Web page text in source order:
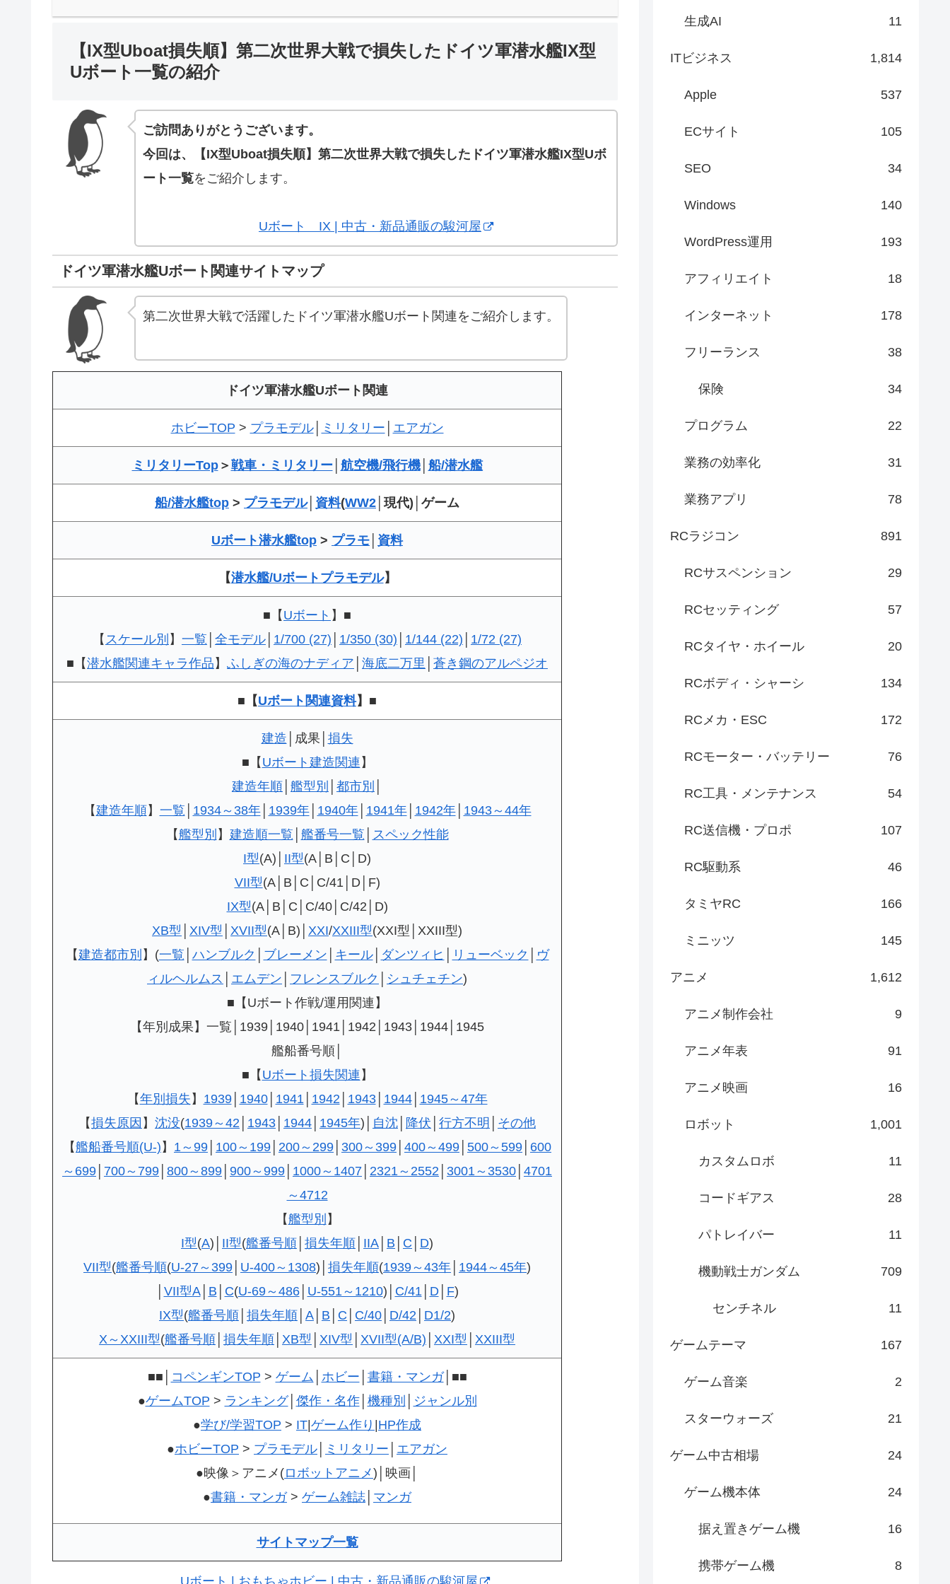
【IX型Uboat損失順】第二次世界大戦で損失したドイツ軍潜水艦IX型
Uボート一覧の紹介
ご訪問ありがとうございます。
今回は、【IX型Uboat損失順】第二次世界大戦で損失したドイツ軍潜水艦IX型Uボ
ート一覧をご紹介します。
Uボート IX | 中古・新品通販の駿河屋
ドイツ軍潜水艦Uボート関連サイトマップ
第二次世界大戦で活躍したドイツ軍潜水艦Uボート関連をご紹介します。
ドイツ軍潜水艦Uボート関連
ホビーTOP > プラモデル│ ミリタリー エアガン
ミリタリーTop＞戦車・ミリタリー│ 航空機/飛行機│ 船/潜水艦
船/潜水艦top > プラモデル│ 資料(WW2 │現代)│ゲーム
Uボート潜水艦top > プラモ 資料
【潜水艦/Uボートプラモデル】
■【 Uボート 】■
【 スケール別 】 一覧 全モデル 1/700 (27) 1/350 (30) 1/144 (22)
1/72 (27)
■【潜水艦関連キャラ作品 】 ふしぎの海のナディア 海底二万里 蒼き鋼のアルペジオ
■【Uボート関連資料】■
建造 │成果│ 損失
■ 【 Uボート建造関連 】
建造年順 艦型別 都市別
【建造年順】 一覧 1934～38年│ 1939年│ 1940年│ 1941年│ 1942年│ 1943～44年
【艦型別 】 建造順一覧 艦番号一覧
スペック性能
I型(A)│ II型(A│B│C│D)
VII型(A│B│C│C/41│D│F)
IX型(A│B│C│C/40│C/42│D)
XB型 XIV型 XVII型(A│B)│ XXI/XXIII型(XXI型│XXIII型)
【建造都市別 】(一覧 ハンブルク ブレーメン キール│ ダンツィヒ リューベック
ヴ
ィルヘルムス
エムデン フレンスブルク シュチェチン)
■【Uボート作戦/運用関連】
【年別成果】一覧│1939│1940│1941│1942│1943│1944│1945
艦船番号順│
■ 【 Uボート損失関連 】
【年別損失 】 1939│ 1940│ 1941 1942 1943│ 1944│ 1945～47年
【損失原因 】 沈没(1939～42 1943 1944 1945年)│ 自沈 降伏 行方不明
その他
【艦船番号順(U-) 】 1～99 100～199 200～299 300～399 400～499 500～599 600
～699 700～799 800～899 900～999 1000～1407 2321～2552 3001～3530 4701
～4712
【艦型別 】
I型(A)│ II型(艦番号順 損失年順 IIA B C D)
VII型(艦番号順(U-27～399 U-400～1308)│ 損失年順(1939～43年 1944～45年)
VII型A│ B C(U-69～486│ U-551～1210)│ C/41 D│ F)
IX型(艦番号順 損失年順 A B C C/40 D/42 D1/2)
X～XXIII型(艦番号順 損失年順 XB型 XIV型 XVII型(A/B) XXI型 XXIII型
■■│ コペンギンTOP > ゲーム ホビー 書籍・マンガ│■■
●ゲームTOP > ランキング│ 傑作・名作│ 機種別
ジャンル別
●学び/学習TOP > IT|ゲーム作り |HP作成
●ホビーTOP > プラモデル ミリタリー
エアガン
●映像＞アニメ(ロボットアニメ)│映画│
●書籍・マンガ> ゲーム雑誌 マンガ
サイトマップ一覧
Uボート | おもちゃホビー | 中古・新品通販の駿河屋
生成AI 11
ITビジネス 1,814
Apple 537
ECサイト 105
SEO 34
Windows 140
WordPress運用 193
アフィリエイト 18
インターネット 178
フリーランス 38
保険 34
プログラム 22
業務の効率化 31
業務アプリ 78
RCラジコン 891
RCサスペンション 29
RCセッティング 57
RCタイヤ・ホイール 20
RCボディ・シャーシ 134
RCメカ・ESC 172
RCモーター・バッテリー 76
RC工具・メンテナンス 54
RC送信機・プロポ 107
RC駆動系 46
タミヤRC 166
ミニッツ 145
アニメ 1,612
アニメ制作会社 9
アニメ年表 91
アニメ映画 16
ロボット 1,001
カスタムロボ 11
コードギアス 28
パトレイバー 11
機動戦士ガンダム 709
センチネル 11
ゲームテーマ 167
ゲーム音楽 2
スターウォーズ 21
ゲーム中古相場 24
ゲーム機本体 24
据え置きゲーム機 16
携帯ゲーム機 8